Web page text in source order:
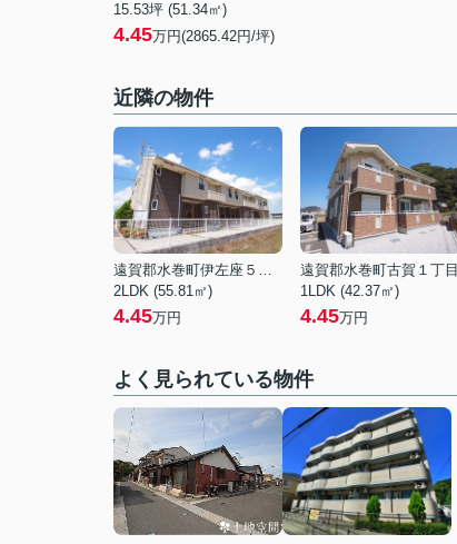
15.53坪 (51.34㎡)
4.45万円(2865.42円/坪)
近隣の物件
遠賀郡水巻町伊左座５丁目
2LDK (55.81㎡)
4.45万円
遠賀郡水巻町古賀１丁目
1LDK (42.37㎡)
4.45万円
よく見られている物件